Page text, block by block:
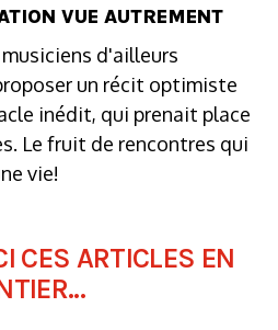
VUE AUTREMENT
d'ailleurs
un récit optimiste
inédit, qui prenait place
Le fruit de rencontres qui
vie!
CES ARTICLES EN